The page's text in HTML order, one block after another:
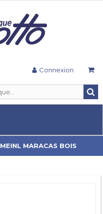
Connexion
MEINL MARACAS BOIS